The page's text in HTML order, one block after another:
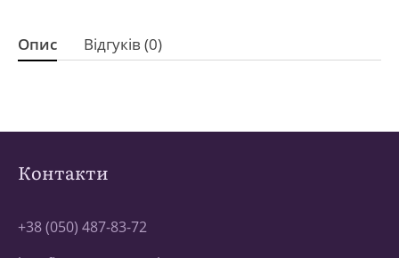
Опис Відгуків (0)
Контакти
+38 (050) 487-83-72